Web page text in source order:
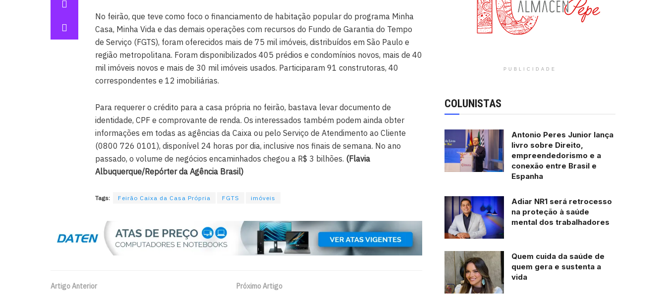
No feirão, que teve como foco o financiamento de habitação popular do programa Minha
Casa, Minha Vida e das demais operações com recursos do Fundo de Garantia do Tempo
de Serviço (FGTS), foram oferecidos mais de 75 mil imóveis, distribuídos em São Paulo e
região metropolitana. Foram disponibilizados 405 prédios e condomínios novos, mais de 40
mil imóveis novos e mais de 30 mil imóveis usados. Participaram 91 construtoras, 40
correspondentes e 12 imobiliárias.
Para requerer o crédito para a casa própria no feirão, bastava levar documento de
identidade, CPF e comprovante de renda. Os interessados também podem ainda obter
informações em todas as agências da Caixa ou pelo Serviço de Atendimento ao Cliente
(0800 726 0101), disponível 24 horas por dia, inclusive nos finais de semana. No ano
passado, o volume de negócios encaminhados chegou a R$ 3 bilhões. (Flavia
Albuquerque/Repórter da Agência Brasil)
Tags: Feirão Caixa da Casa Própria FGTS imóveis
Artigo Anterior Próximo Artigo
PUBLICIDADE
COLUNISTAS
Antonio Peres Junior lança
livro sobre Direito,
empreendedorismo e a
conexão entre Brasil e
Espanha
Adiar NR1 será retrocesso
na proteção à saúde
mental dos trabalhadores
Quem cuida da saúde de
quem gera e sustenta a
vida